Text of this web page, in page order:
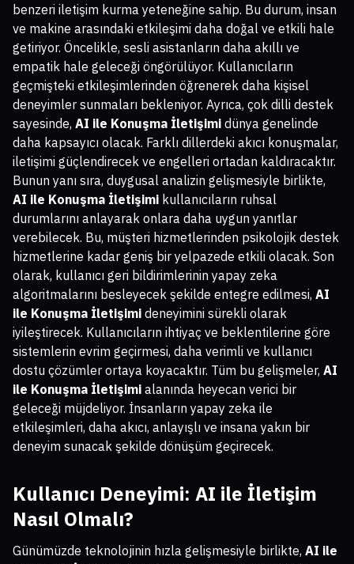
benzeri iletişim kurma yeteneğine sahip. Bu durum, insan
ve makine arasındaki etkileşimi daha doğal ve etkili hale
getiriyor. Öncelikle, sesli asistanların daha akıllı ve
empatik hale geleceği öngörülüyor. Kullanıcıların
geçmişteki etkileşimlerinden öğrenerek daha kişisel
deneyimler sunmaları bekleniyor. Ayrıca, çok dilli destek
sayesinde, AI ile Konuşma İletişimi dünya genelinde
daha kapsayıcı olacak. Farklı dillerdeki akıcı konuşmalar,
iletişimi güçlendirecek ve engelleri ortadan kaldıracaktır.
Bunun yanı sıra, duygusal analizin gelişmesiyle birlikte,
AI ile Konuşma İletişimi kullanıcıların ruhsal
durumlarını anlayarak onlara daha uygun yanıtlar
verebilecek. Bu, müşteri hizmetlerinden psikolojik destek
hizmetlerine kadar geniş bir yelpazede etkili olacak. Son
olarak, kullanıcı geri bildirimlerinin yapay zeka
algoritmalarını besleyecek şekilde entegre edilmesi, AI
ile Konuşma İletişimi deneyimini sürekli olarak
iyileştirecek. Kullanıcıların ihtiyaç ve beklentilerine göre
sistemlerin evrim geçirmesi, daha verimli ve kullanıcı
dostu çözümler ortaya koyacaktır. Tüm bu gelişmeler, AI
ile Konuşma İletişimi alanında heyecan verici bir
geleceği müjdeliyor. İnsanların yapay zeka ile
etkileşimleri, daha akıcı, anlayışlı ve insana yakın bir
deneyim sunacak şekilde dönüşüm geçirecek.
Kullanıcı Deneyimi: AI ile İletişim
Nasıl Olmalı?
Günümüzde teknolojinin hızla gelişmesiyle birlikte, AI ile